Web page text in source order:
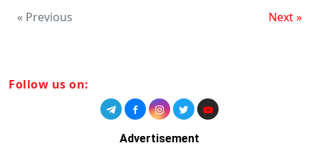
« Previous Next »
Follow us on:
Advertisement